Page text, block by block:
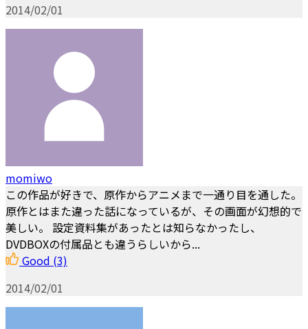
2014/02/01
momiwo
この作品が好きで、原作からアニメまで一通り目を通した。
原作とはまた違った話になっているが、その画面が幻想的で
美しい。 設定資料集があったとは知らなかったし、
DVDBOXの付属品とも違うらしいから...
Good (3)
2014/02/01